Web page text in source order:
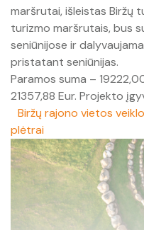
Knygos ir
Puodeliai
Vėliavos,
Džemperiai
Tekstilės
Dovanų
Biržai.
Verslo
Parama
„Mototuras 100 mylių
Saugomų teritorijų
Interreg LAT-LIT
Dainuojamojo paveldo
„Biržų kultūros lobiai“
Biržai. Alternatyvus
maršrutai, išleistas Biržų
turizmo maršrutais, bus
seniūnijose ir
pristatant seniūnijas.
Paramos suma –
21357,88 Eur. Projekto
Biržų rajono vietos
plėtrai